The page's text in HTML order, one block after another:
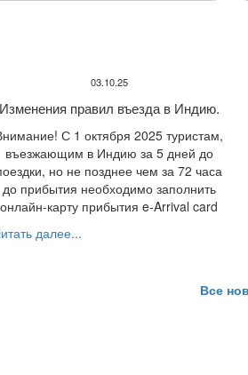
03.10.25
Изменения правил въезда в Индию.
С 1 октября 2025 туристам,
въезжающим в Индию за 5 дней до
но не позднее чем за 72 часа
до прибытия необходимо заполнить
онлайн-карту прибытия e-Arrival card
далее...
Все